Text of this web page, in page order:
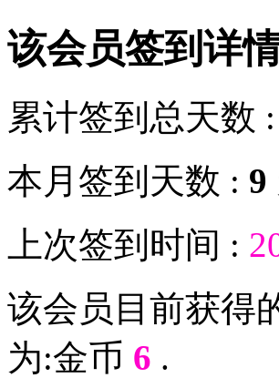
该会员签到详
累计签到总天数 :
本月签到天数 : 9
上次签到时间 :
该会员目前获得
为:金币 6 .